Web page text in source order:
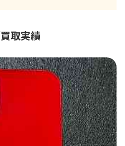
取実績